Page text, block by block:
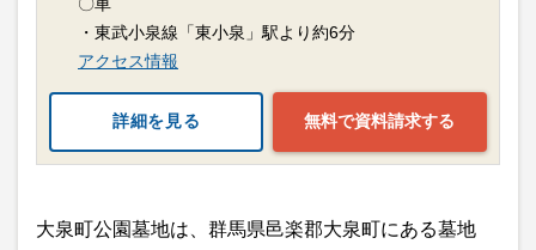
〇車
・東武小泉線「東小泉」駅より約6分
アクセス情報
詳細を見る 無料で資料請求する
大泉町公園墓地は、群馬県邑楽郡大泉町にある墓地